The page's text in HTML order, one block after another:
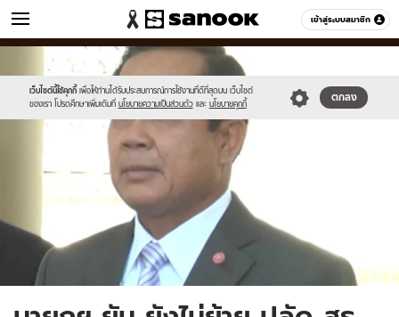
เข้าสู่ระบบสมาชิก
ข่าว หมวดอื่นๆ
เว็บไซต์นี้ใช้คุกกี้ เพื่อให้ท่านได้รับประสบการณ์การใช้งานที่ดีที่สุดบน เว็บไซต์
ของเรา โปรดศึกษาเพิ่มเติมที่ นโยบายความเป็นส่วนตัว และ นโยบายคุกกี้
ตกลง
Sanook
//s.isanook.com/sr/0/images/logo-
new-
sanook.png
//s.isanook.com/ns/0/ud/364/1821894/628724-
01.jpg